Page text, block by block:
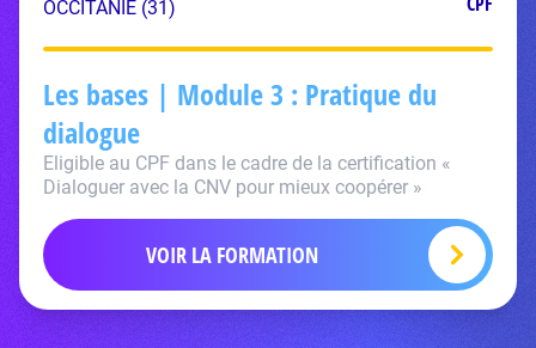
OCCITANIE (31)
Les bases | Module 3 : Pratique du
dialogue
Eligible au CPF dans le cadre de la certification «
Dialoguer avec la CNV pour mieux coopérer »
VOIR LA FORMATION